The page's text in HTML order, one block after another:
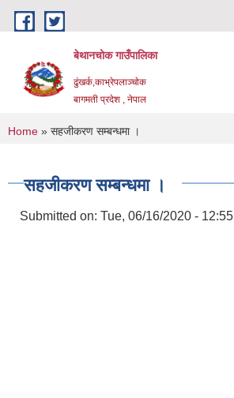
Skip to main content
बेथानचोक गाउँपालिका
ढुंखर्क,काभ्रेपलाञ्चाेक
बागमती प्रदेश , नेपाल
You are here
Home » सहजीकरण सम्बन्धमा ।
सहजीकरण सम्बन्धमा ।
Submitted on: Tue, 06/16/2020 - 12:55